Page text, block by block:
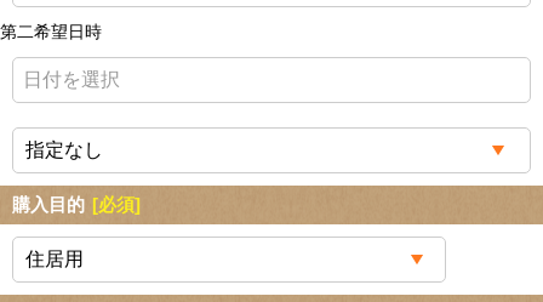
第二希望日時
購入目的 [必須]